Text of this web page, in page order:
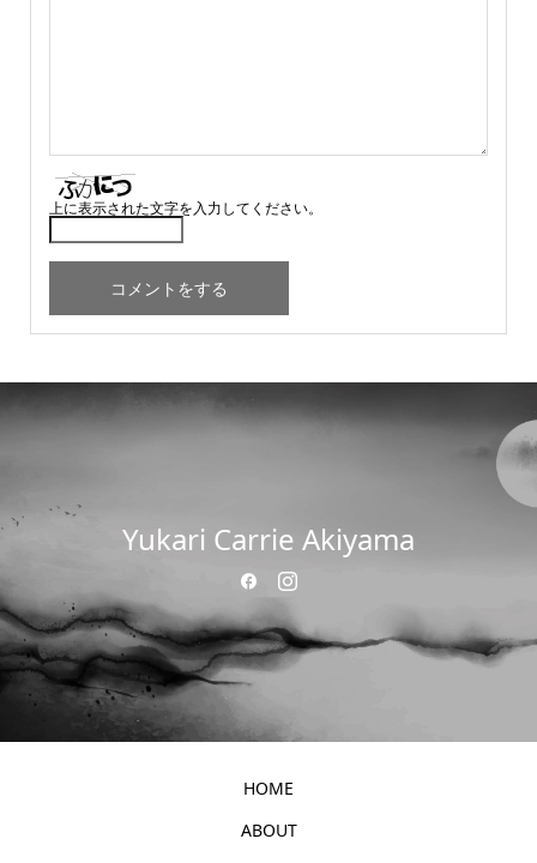
上に表示された文字を入力してください。
Yukari Carrie Akiyama
HOME
ABOUT